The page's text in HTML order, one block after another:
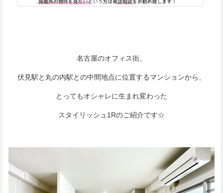
名古屋のオフィス街、
伏見駅と丸の内駅との中間地点に位置するマンションから、
とってもオシャレに生まれ変わった
スタイリッシュ1Rのご紹介です☆